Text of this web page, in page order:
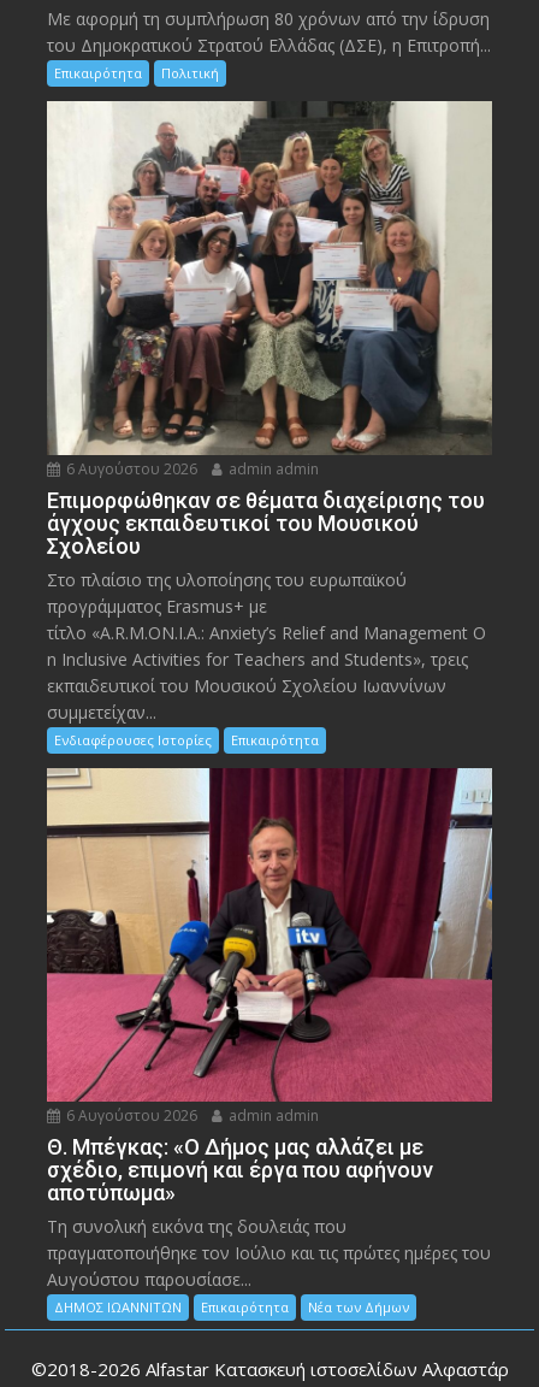
Με αφορμή τη συμπλήρωση 80 χρόνων από την ίδρυση
του Δημοκρατικού Στρατού Ελλάδας (ΔΣΕ), η Επιτροπή...
Επικαιρότητα Πολιτική
6 Αυγούστου 2026 admin admin
Eπιμορφώθηκαν σε θέματα διαχείρισης του
άγχους εκπαιδευτικοί του Μουσικού
Σχολείου
Στο πλαίσιο της υλοποίησης του ευρωπαϊκού
προγράμματος Erasmus+ με
τίτλο «A.R.M.ON.I.A.: Anxiety’s Relief and Management O
n Inclusive Activities for Teachers and Students», τρεις
εκπαιδευτικοί του Μουσικού Σχολείου Ιωαννίνων
συμμετείχαν...
Ενδιαφέρουσες Ιστορίες Επικαιρότητα
6 Αυγούστου 2026 admin admin
Θ. Μπέγκας: «Ο Δήμος μας αλλάζει με
σχέδιο, επιμονή και έργα που αφήνουν
αποτύπωμα»
Τη συνολική εικόνα της δουλειάς που
πραγματοποιήθηκε τον Ιούλιο και τις πρώτες ημέρες του
Αυγούστου παρουσίασε...
ΔΗΜΟΣ ΙΩΑΝΝΙΤΩΝ Επικαιρότητα Νέα των Δήμων
©2018-2026 Alfastar Κατασκευή ιστοσελίδων Αλφαστάρ